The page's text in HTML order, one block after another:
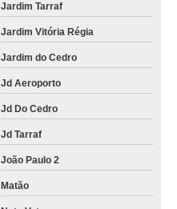
Jardim Tarraf
Jardim Vitória Régia
Jardim do Cedro
Jd Aeroporto
Jd Do Cedro
Jd Tarraf
João Paulo 2
Matão